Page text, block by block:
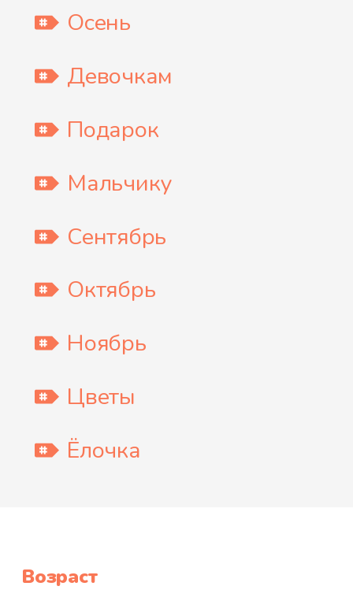
Осень
Девочкам
Подарок
Мальчику
Сентябрь
Октябрь
Ноябрь
Цветы
Ёлочка
Возраст